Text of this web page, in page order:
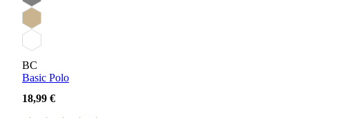
BC
Basic Polo
18,99 €